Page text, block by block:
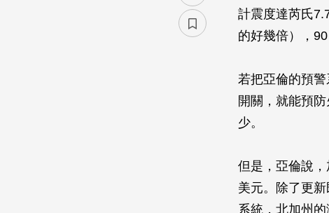
計震度達芮氏
的好幾倍），
若把亞倫的預
開關，就能預
少。
但是，亞倫說
美元。除了更
系統，北加州的